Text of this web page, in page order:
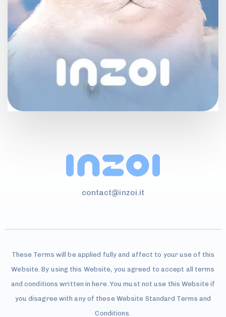
contact@inzoi.it
These Terms will be applied fully and affect to your use of this
Website. By using this Website, you agreed to accept all terms
and conditions written in here. You must not use this Website if
you disagree with any of these Website Standard Terms and
Conditions.